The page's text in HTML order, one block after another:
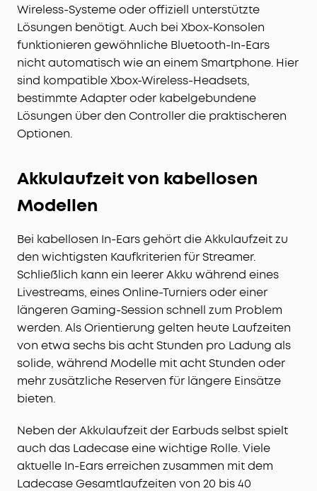
Wireless-Systeme oder offiziell unterstützte
Lösungen benötigt. Auch bei Xbox-Konsolen
funktionieren gewöhnliche Bluetooth-In-Ears
nicht automatisch wie an einem Smartphone. Hier
sind kompatible Xbox-Wireless-Headsets,
bestimmte Adapter oder kabelgebundene
Lösungen über den Controller die praktischeren
Optionen.
Akkulaufzeit von kabellosen
Modellen
Bei kabellosen In-Ears gehört die Akkulaufzeit zu
den wichtigsten Kaufkriterien für Streamer.
Schließlich kann ein leerer Akku während eines
Livestreams, eines Online-Turniers oder einer
längeren Gaming-Session schnell zum Problem
werden. Als Orientierung gelten heute Laufzeiten
von etwa sechs bis acht Stunden pro Ladung als
solide, während Modelle mit acht Stunden oder
mehr zusätzliche Reserven für längere Einsätze
bieten.
Neben der Akkulaufzeit der Earbuds selbst spielt
auch das Ladecase eine wichtige Rolle. Viele
aktuelle In-Ears erreichen zusammen mit dem
Ladecase Gesamtlaufzeiten von 20 bis 40